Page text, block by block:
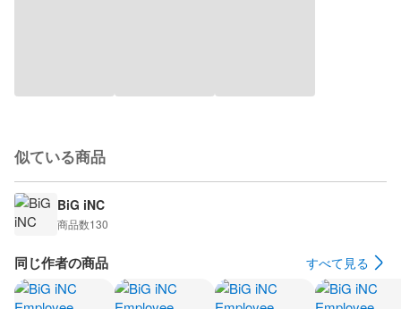
似ている商品
BiG iNC
商品数130
同じ作者の商品 すべて見る